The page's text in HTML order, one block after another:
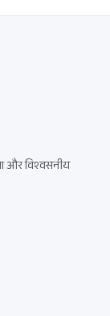
और विश्वसनीय